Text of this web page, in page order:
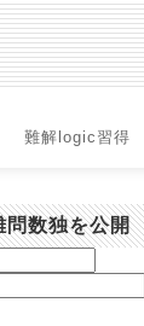
難解logic習得
問数独を公開